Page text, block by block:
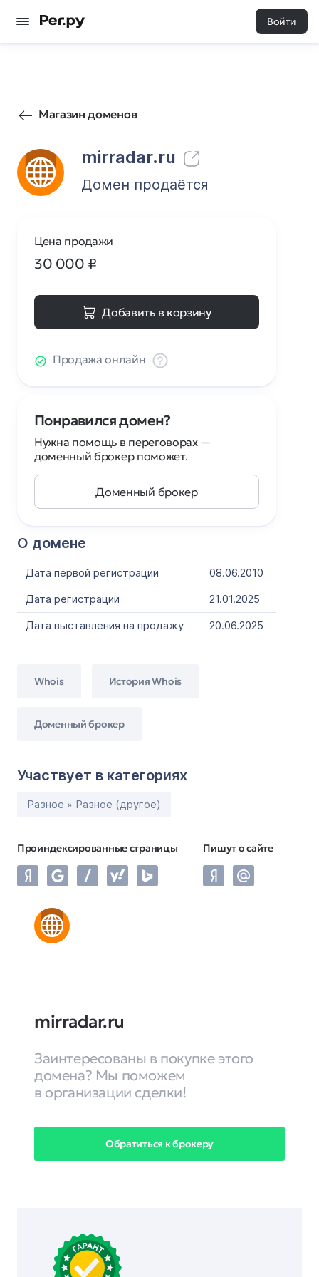
Войти
Магазин доменов
mirradar.ru
1 0
Домен продаётся
О домене
Дата первой регистрации
08.06.2010
Дата регистрации
21.01.2025
Дата выставления на продажу
20.06.2025
Whois История Whois
Доменный брокер
Участвует в категориях
Разное » Разное (другое)
Проиндексированные страницы Пишут о сайте
Цена продажи
30 000 ₽
Добавить в корзину
Продажа онлайн
Понравился домен?
Нужна помощь в переговорах —
доменный брокер поможет.
Доменный брокер
mirradar.ru
Заинтересованы в покупке этого
домена? Мы поможем
в организации сделки!
Обратиться к брокеру